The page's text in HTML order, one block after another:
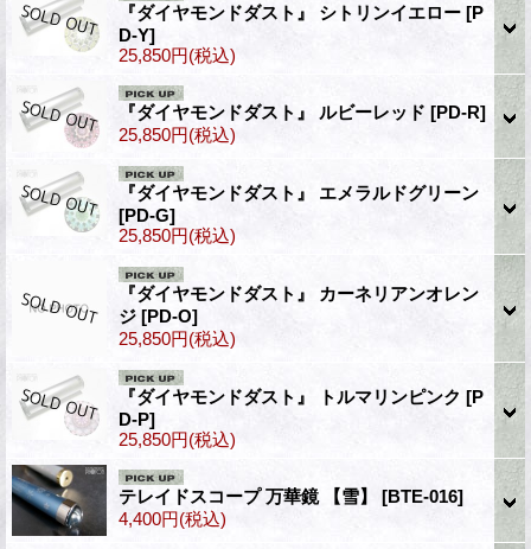
『ダイヤモンドダスト』 シトリンイエロー [P
D-Y]
25,850円(税込)
『ダイヤモンドダスト』 ルビーレッド [PD-R]
25,850円(税込)
『ダイヤモンドダスト』 エメラルドグリーン
[PD-G]
25,850円(税込)
『ダイヤモンドダスト』 カーネリアンオレン
ジ [PD-O]
25,850円(税込)
『ダイヤモンドダスト』 トルマリンピンク [P
D-P]
25,850円(税込)
テレイドスコープ 万華鏡 【雪】 [BTE-016]
4,400円(税込)